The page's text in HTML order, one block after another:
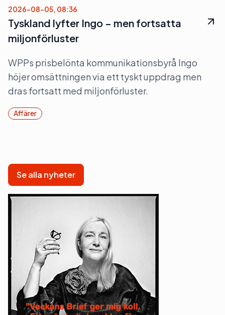
2026-08-05, 08:36
Tyskland lyfter Ingo – men fortsatta
miljonförluster
WPPs prisbelönta kommunikationsbyrå Ingo
höjer omsättningen via ett tyskt uppdrag men
dras fortsatt med miljonförluster.
Affärer
Se alla nyheter